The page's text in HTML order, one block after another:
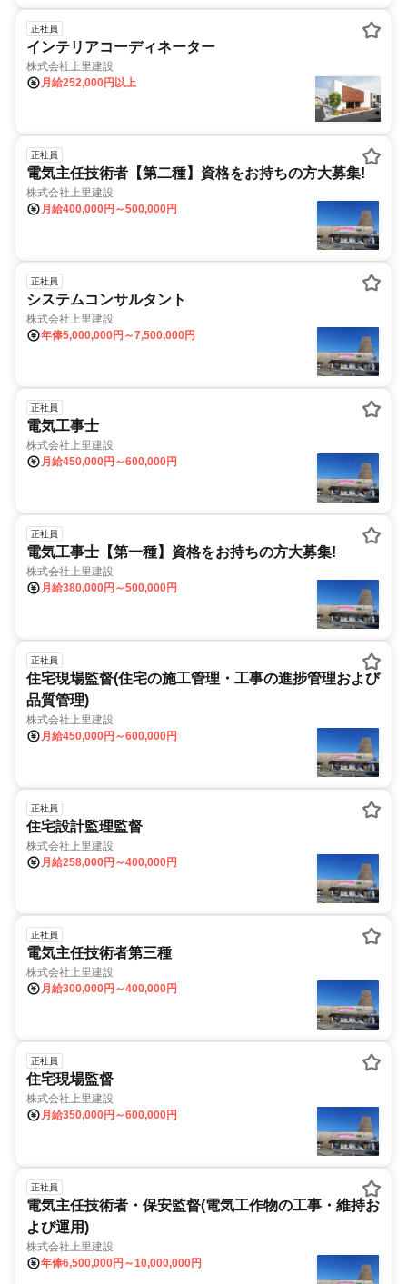
正社員
インテリアコーディネーター
株式会社上里建設
月給252,000円以上
正社員
電気主任技術者【第二種】資格をお持ちの方大募集!
株式会社上里建設
月給400,000円～500,000円
正社員
システムコンサルタント
株式会社上里建設
年俸5,000,000円～7,500,000円
正社員
電気工事士
株式会社上里建設
月給450,000円～600,000円
正社員
電気工事士【第一種】資格をお持ちの方大募集!
株式会社上里建設
月給380,000円～500,000円
正社員
住宅現場監督(住宅の施工管理・工事の進捗管理および
品質管理)
株式会社上里建設
月給450,000円～600,000円
正社員
住宅設計監理監督
株式会社上里建設
月給258,000円～400,000円
正社員
電気主任技術者第三種
株式会社上里建設
月給300,000円～400,000円
正社員
住宅現場監督
株式会社上里建設
月給350,000円～600,000円
正社員
電気主任技術者・保安監督(電気工作物の工事・維持お
よび運用)
株式会社上里建設
年俸6,500,000円～10,000,000円